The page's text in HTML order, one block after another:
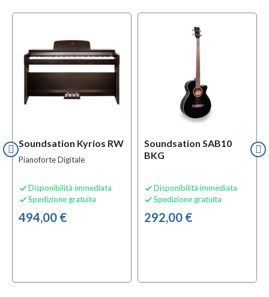
Soundsation Kyrios RW
Pianoforte Digitale
 Disponibilità immediata
 Spedizione gratuita
494,00 €
Soundsation SAB10
BKG
 Disponibilità immediata
 Spedizione gratuita
292,00 €